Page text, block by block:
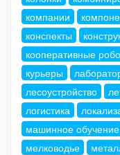
компании
конспекты
кооперативные
курьеры
лесоустройство
логистика
машинное обучение
мелководье